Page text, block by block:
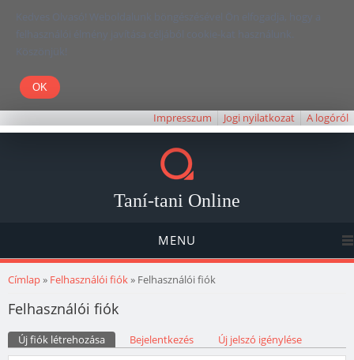
Kedves Olvasó! Weboldalunk böngészésével Ön elfogadja, hogy a
felhasználói élmény javítása céljából cookie-kat használunk.
Köszönjük!
Impresszum Jogi nyilatkozat A logóról
Taní-tani Online
MENU
Jelenlegi hely
Címlap» Felhasználói fiók» Felhasználói fiók
Felhasználói fiók
Elsődleges fülek
Új fiók létrehozása (aktív fül)Bejelentkezés Új jelszó igénylése